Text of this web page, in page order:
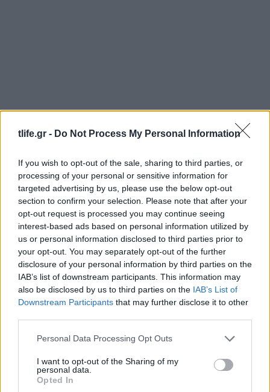
tlife.gr - Do Not Process My Personal Information
If you wish to opt-out of the sale, sharing to third parties, or
processing of your personal or sensitive information for
targeted advertising by us, please use the below opt-out
section to confirm your selection. Please note that after your
opt-out request is processed you may continue seeing
interest-based ads based on personal information utilized by
us or personal information disclosed to third parties prior to
your opt-out. You may separately opt-out of the further
disclosure of your personal information by third parties on the
IAB’s list of downstream participants. This information may
also be disclosed by us to third parties on the IAB’s List of
Downstream Participants that may further disclose it to other
Please note that this website/app uses one or more Google
not limited to your visit or usage behaviour. You may click to
grant or deny consent to Google and its third-party tags to
use your data for below specified purposes in below Google
Personal Data Processing Opt Outs
I want to opt-out of the Sharing of my
personal data.
Opted In
Λίλα Μπακλέση: Η πρώτη φωτογραφία μέσα
από το μαιευτήριο μετά τη γέννηση του γιου
της
08.08.2026